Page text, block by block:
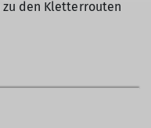
zu den Kletterrouten